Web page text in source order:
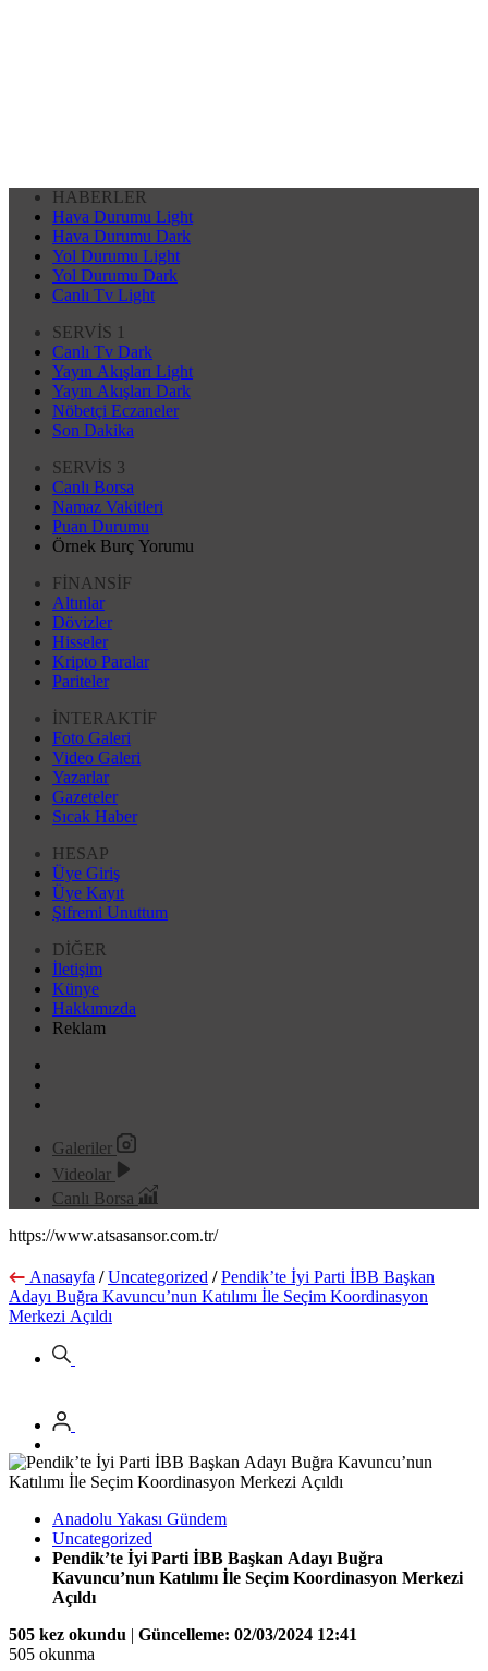
HABERLER
Hava Durumu Light
Hava Durumu Dark
Yol Durumu Light
Yol Durumu Dark
Canlı Tv Light
SERVİS 1
Canlı Tv Dark
Yayın Akışları Light
Yayın Akışları Dark
Nöbetçi Eczaneler
Son Dakika
SERVİS 3
Canlı Borsa
Namaz Vakitleri
Puan Durumu
Örnek Burç Yorumu
FİNANSİF
Altınlar
Dövizler
Hisseler
Kripto Paralar
Pariteler
İNTERAKTİF
Foto Galeri
Video Galeri
Yazarlar
Gazeteler
Sıcak Haber
HESAP
Üye Giriş
Üye Kayıt
Şifremi Unuttum
DİĞER
İletişim
Künye
Hakkımızda
Reklam
Galeriler
Videolar
Canlı Borsa
https://www.atsasansor.com.tr/
Anasayfa / Uncategorized / Pendik’te İyi Parti İBB Başkan
Adayı Buğra Kavuncu’nun Katılımı İle Seçim Koordinasyon
Merkezi Açıldı
Anadolu Yakası Gündem
Uncategorized
Pendik’te İyi Parti İBB Başkan Adayı Buğra
Kavuncu’nun Katılımı İle Seçim Koordinasyon Merkezi
Açıldı
505 kez okundu | Güncelleme: 02/03/2024 12:41
505 okunma